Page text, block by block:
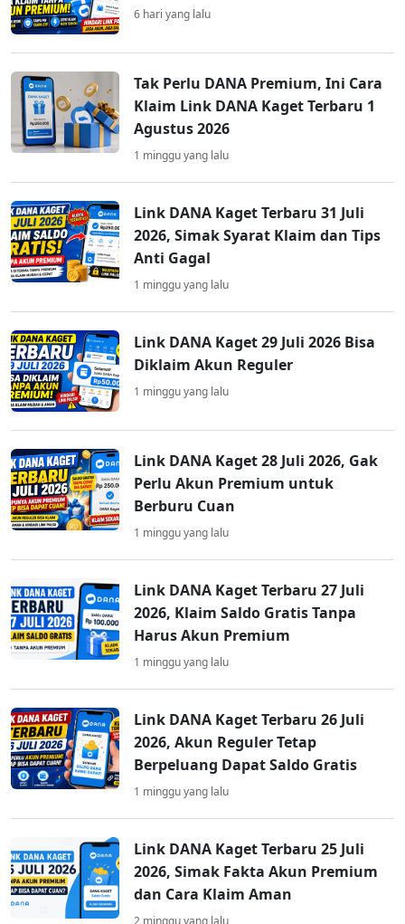
6 hari yang lalu
Tak Perlu DANA Premium, Ini Cara
Klaim Link DANA Kaget Terbaru 1
Agustus 2026
1 minggu yang lalu
Link DANA Kaget Terbaru 31 Juli
2026, Simak Syarat Klaim dan Tips
Anti Gagal
1 minggu yang lalu
Link DANA Kaget 29 Juli 2026 Bisa
Diklaim Akun Reguler
1 minggu yang lalu
Link DANA Kaget 28 Juli 2026, Gak
Perlu Akun Premium untuk
Berburu Cuan
1 minggu yang lalu
Link DANA Kaget Terbaru 27 Juli
2026, Klaim Saldo Gratis Tanpa
Harus Akun Premium
1 minggu yang lalu
Link DANA Kaget Terbaru 26 Juli
2026, Akun Reguler Tetap
Berpeluang Dapat Saldo Gratis
1 minggu yang lalu
Link DANA Kaget Terbaru 25 Juli
2026, Simak Fakta Akun Premium
dan Cara Klaim Aman